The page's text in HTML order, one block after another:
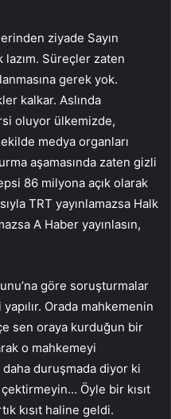
ziyade Sayın
lazım. Süreçler zaten
gerek yok.
kalkar. Aslında
oluyor ülkemizde,
medya organları
aşamasında zaten gizli
86 milyona açık olarak
TRT yayınlamazsa Halk
A Haber yayınlasın,
göre soruşturmalar
Orada mahkemenin
sen oraya kurduğun bir
o mahkemeyi
duruşmada diyor ki
çektirmeyin… Öyle bir kısıt
kısıt haline geldi.